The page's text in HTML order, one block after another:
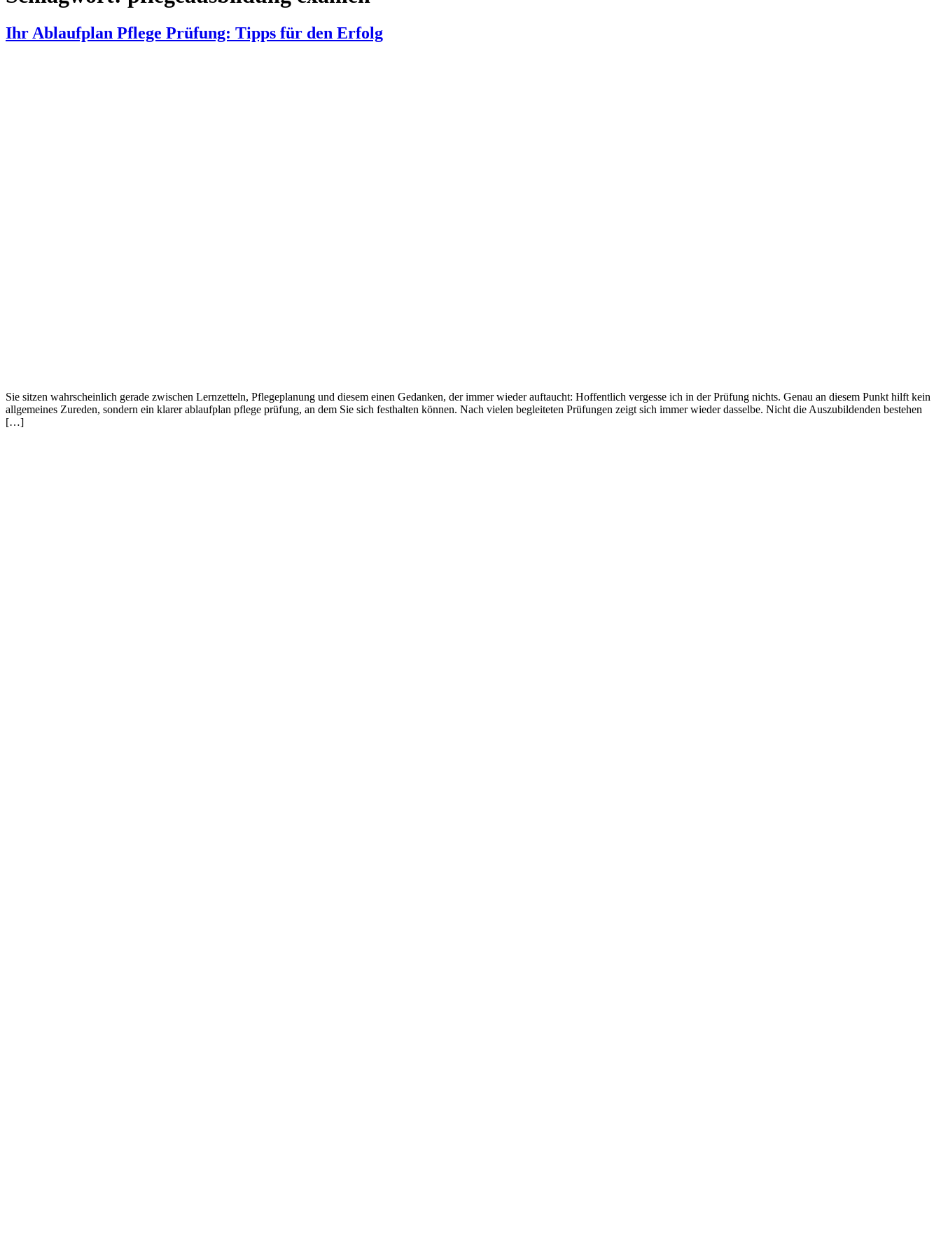
Ihr Ablaufplan Pflege Prüfung: Tipps für den Erfolg
Sie sitzen wahrscheinlich gerade zwischen Lernzetteln, Pflegeplanung und diesem einen Gedanken, der immer wieder auftaucht: Hoffentlich vergesse ich in der Prüfung nichts. Genau an diesem Punkt hilft kein
allgemeines Zureden, sondern ein klarer ablaufplan pflege prüfung, an dem Sie sich festhalten können. Nach vielen begleiteten Prüfungen zeigt sich immer wieder dasselbe. Nicht die Auszubildenden bestehen
[…]